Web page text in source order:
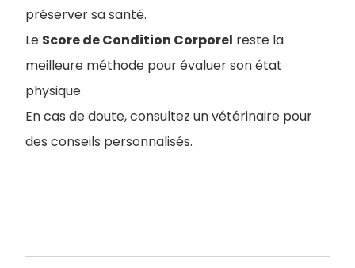
préserver sa santé.
Le Score de Condition Corporel reste la
meilleure méthode pour évaluer son état
physique.
En cas de doute, consultez un vétérinaire pour
des conseils personnalisés.